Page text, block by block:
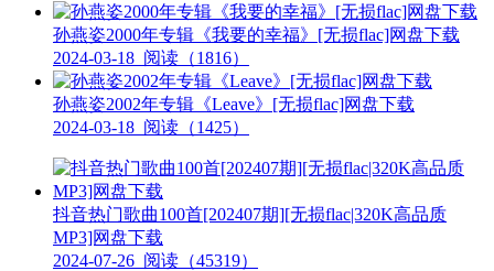
孙燕姿2000年专辑《我要的幸福》[无损flac]网盘下载
2024-03-18 阅读（1816）
孙燕姿2002年专辑《Leave》[无损flac]网盘下载
2024-03-18 阅读（1425）
抖音热门歌曲100首[202407期][无损flac|320K高品质
MP3]网盘下载
2024-07-26 阅读（45319）